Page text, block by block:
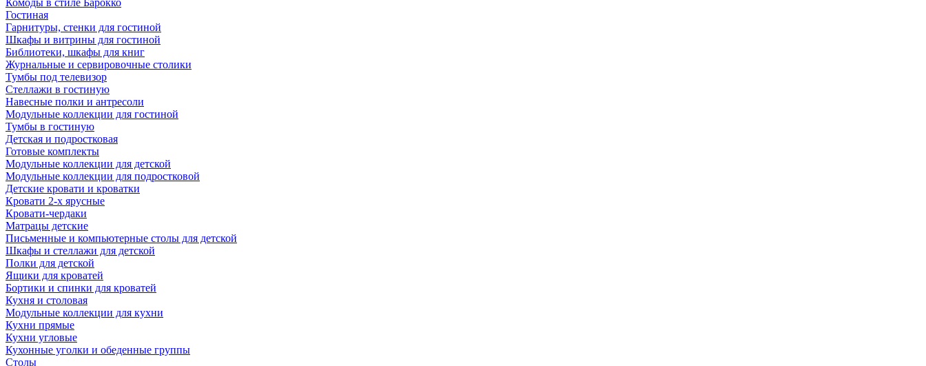
Комоды в стиле Барокко
Гостиная
Гарнитуры, стенки для гостиной
Шкафы и витрины для гостиной
Библиотеки, шкафы для книг
Журнальные и сервировочные столики
Тумбы под телевизор
Стеллажи в гостиную
Навесные полки и антресоли
Модульные коллекции для гостиной
Тумбы в гостиную
Детская и подростковая
Готовые комплекты
Модульные коллекции для детской
Модульные коллекции для подростковой
Детские кровати и кроватки
Кровати 2-х ярусные
Кровати-чердаки
Матрацы детские
Письменные и компьютерные столы для детской
Шкафы и стеллажи для детской
Полки для детской
Ящики для кроватей
Бортики и спинки для кроватей
Кухня и столовая
Модульные коллекции для кухни
Кухни прямые
Кухни угловые
Кухонные уголки и обеденные группы
Столы